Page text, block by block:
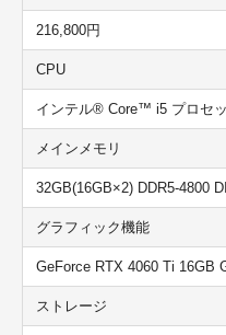
216,800円
CPU
インテル® Core™ i5 プロセ
メインメモリ
32GB(16GB×2) DDR5-4800
グラフィック機能
GeForce RTX 4060 Ti 16GB
ストレージ